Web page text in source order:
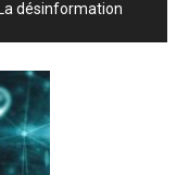
La désinformation